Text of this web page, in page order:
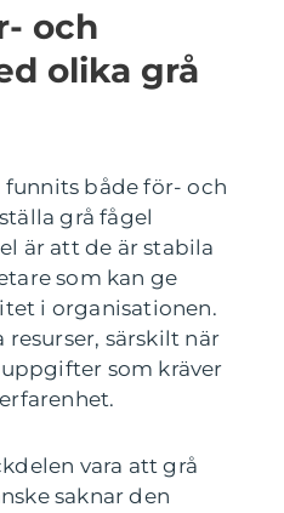
och
olika grå
både för- och
grå fågel
är att de är stabila
som kan ge
i organisationen.
resurser, särskilt när
som kräver
vara att grå
saknar den